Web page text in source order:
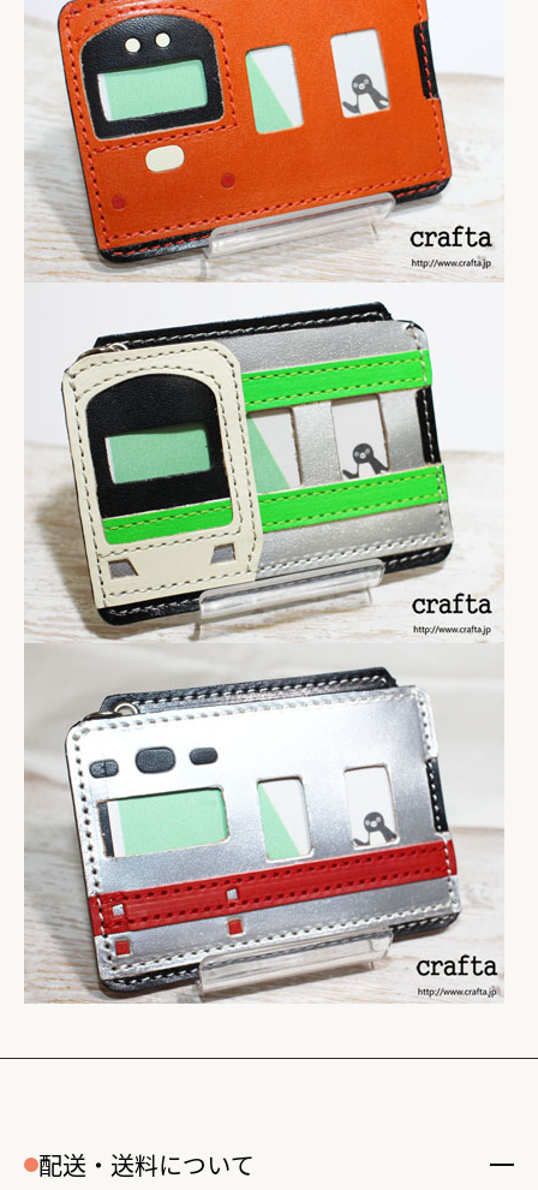
配送・送料について